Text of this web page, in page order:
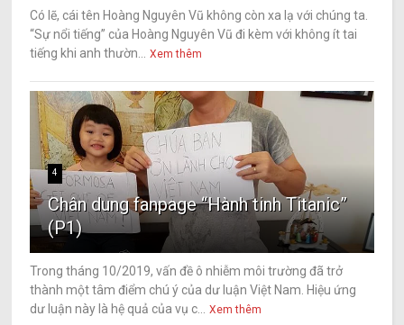
Có lẽ, cái tên Hoàng Nguyên Vũ không còn xa lạ với chúng ta.
“Sự nổi tiếng” của Hoàng Nguyên Vũ đi kèm với không ít tai
tiếng khi anh thườn...
Xem thêm
4
Chân dung fanpage “Hành tinh Titanic”
(P1)
Trong tháng 10/2019, vấn đề ô nhiễm môi trường đã trở
thành một tâm điểm chú ý của dư luận Việt Nam. Hiệu ứng
dư luận này là hệ quả của vụ c...
Xem thêm